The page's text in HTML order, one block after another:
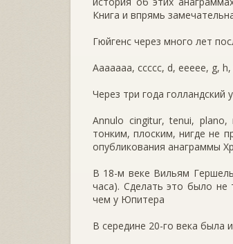
Книга и впрямь
Гюйгенс через много лет
Aaaaaaa, ccccc, d, eeeee, g,
Через три года
Annulo cingitur, tenui,
тонким, плоским, нигде не
опубликования анаграммы
В 18-м веке Вильям
часа). Сделать это было не
чем у Юпитера
В середине 20-го века была